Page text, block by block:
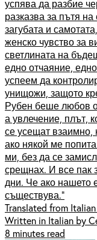
успява да разбие
разказва за пътя
загубата и
женско чувство за
светлината на
едно отчаяние,
успеем да
унищожи, защото
Рубен беше любов
а увлечение, плът,
се усещат взаимно,
ако някой ме
ми, без да се
срещнах. И все пак
дни. Че ако нашето
съществува.“
Translated from
Written in Italian by
8 minutes read